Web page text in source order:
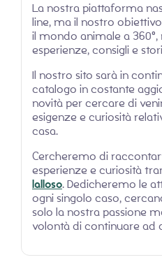
La nostra piattaforma
line, ma il nostro
il mondo animale a
esperienze, consigli e
Il nostro sito sarà in
catalogo in costante
novità per cercare di
esigenze e curiosità
casa.
Cercheremo di
esperienze e curiosità
lalloso. Dedicheremo le
ogni singolo caso,
solo la nostra passione
volontà di continuare ad